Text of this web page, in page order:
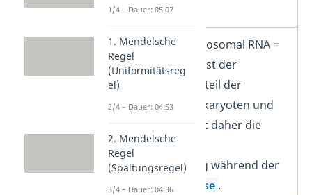
rRNA Definition
Die rRNA (engl. ribosomal RNA =
ribosomale RNA
) ist der
häufigste Bestandteil der
Ribosomen in Prokaryoten und
Eukaryoten und ist daher die
Grundlage der
Proteinherstellung während der
Proteinbiosynthese .
1/4 – Dauer: 05:07
1. Mendelsche
Regel
(Uniformitätsreg
el)
2/4 – Dauer: 04:53
2. Mendelsche
Regel
(Spaltungsregel)
3/4 – Dauer: 04:36